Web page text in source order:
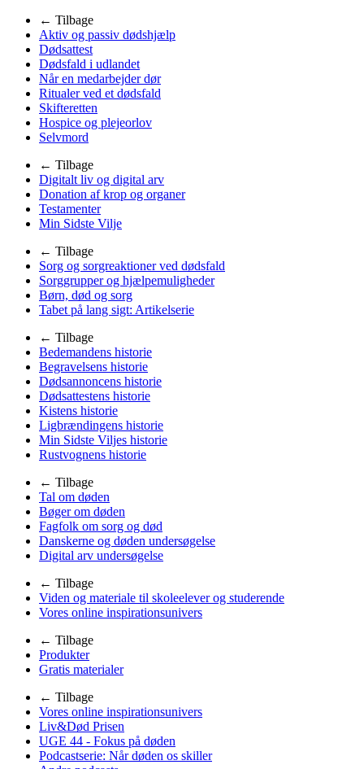
← Tilbage
Aktiv og passiv dødshjælp
Dødsattest
Dødsfald i udlandet
Når en medarbejder dør
Ritualer ved et dødsfald
Skifteretten
Hospice og plejeorlov
Selvmord
← Tilbage
Digitalt liv og digital arv
Donation af krop og organer
Testamenter
Min Sidste Vilje
← Tilbage
Sorg og sorgreaktioner ved dødsfald
Sorggrupper og hjælpemuligheder
Børn, død og sorg
Tabet på lang sigt: Artikelserie
← Tilbage
Bedemandens historie
Begravelsens historie
Dødsannoncens historie
Dødsattestens historie
Kistens historie
Ligbrændingens historie
Min Sidste Viljes historie
Rustvognens historie
← Tilbage
Tal om døden
Bøger om døden
Fagfolk om sorg og død
Danskerne og døden undersøgelse
Digital arv undersøgelse
← Tilbage
Viden og materiale til skoleelever og studerende
Vores online inspirationsunivers
← Tilbage
Produkter
Gratis materialer
← Tilbage
Vores online inspirationsunivers
Liv&Død Prisen
UGE 44 - Fokus på døden
Podcastserie: Når døden os skiller